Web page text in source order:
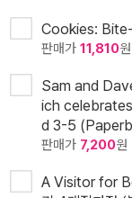
Cookies:
판매가 11,810원
Sam and
ich
d 3-5
판매가 7,200원
A Visitor for